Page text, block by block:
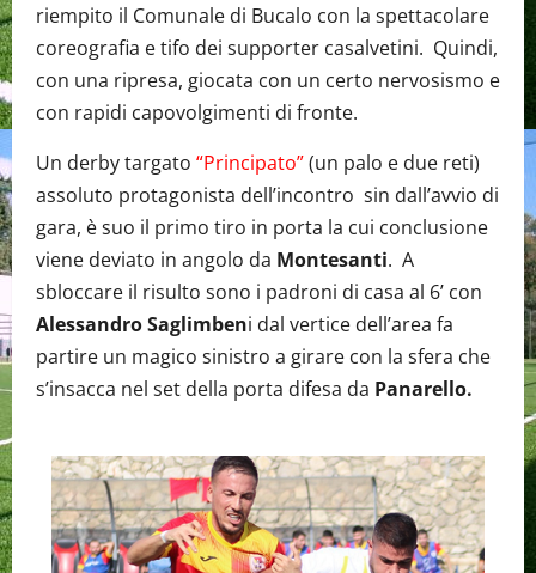
riempito il Comunale di Bucalo con la spettacolare
coreografia e tifo dei supporter casalvetini. Quindi,
con una ripresa, giocata con un certo nervosismo e
con rapidi capovolgimenti di fronte.
Un derby targato “Principato”(un palo e due reti)
assoluto protagonista dell’incontro sin dall’avvio di
gara, è suo il primo tiro in porta la cui conclusione
viene deviato in angolo da Montesanti. A
sbloccare il risulto sono i padroni di casa al 6’ con
Alessandro Saglimbeni dal vertice dell’area fa
partire un magico sinistro a girare con la sfera che
s’insacca nel set della porta difesa da Panarello.